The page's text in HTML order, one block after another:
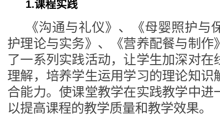
1.课程实践
《沟通与礼仪》、《母婴照护与
护理论与实务》、《营养配餐与制作
了一系列实践活动，让学生加深对在
理解，培养学生运用学习的理论知识
合能力。使课堂教学在实践教学中进
以提高课程的教学质量和教学效果。